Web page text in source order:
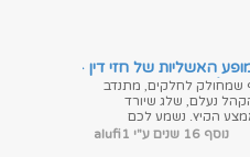
האשליות של חזי דין -
4
שמחולק לחלקים, מתנדב
נעלם, שלג שיורד
הקיץ. נשמע לכם
הקוסם חזי דין בתוכנית
נוסף 16 שנים ע"י alufi1